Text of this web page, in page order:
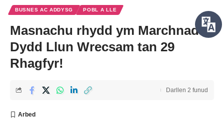
BUSNES AC ADDYSG POBL A LLE
Masnachu rhydd ym Marchnad
Dydd Llun Wrecsam tan 29
Rhagfyr!
Darllen 2 funud